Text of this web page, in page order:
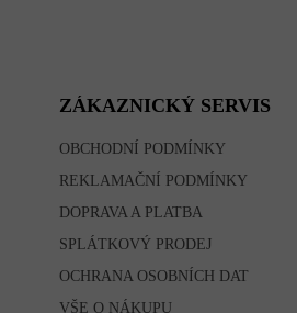
ZÁKAZNICKÝ SERVIS
OBCHODNÍ PODMÍNKY
REKLAMAČNÍ PODMÍNKY
DOPRAVA A PLATBA
SPLÁTKOVÝ PRODEJ
OCHRANA OSOBNÍCH DAT
VŠE O NÁKUPU